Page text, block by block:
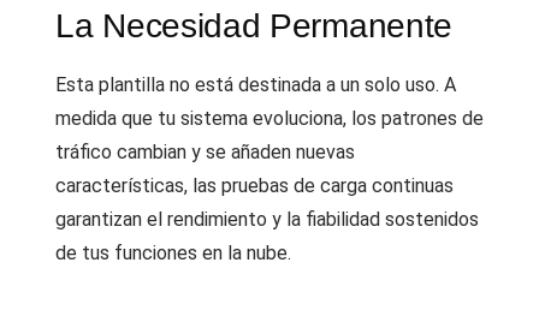
La Necesidad Permanente
Esta plantilla no está destinada a un solo uso. A
medida que tu sistema evoluciona, los patrones de
tráfico cambian y se añaden nuevas
características, las pruebas de carga continuas
garantizan el rendimiento y la fiabilidad sostenidos
de tus funciones en la nube.